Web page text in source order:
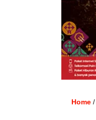
Home /